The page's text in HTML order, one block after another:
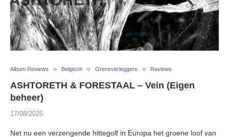
Album Reviews Belgisch Grensverleggers Reviews
ASHTORETH & FORESTAAL – Vein (Eigen
beheer)
17/08/2025
Net nu een verzengende hittegolf in Europa het groene loof van